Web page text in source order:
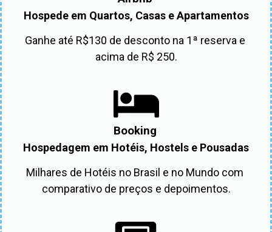
Hospede em Quartos, Casas e Apartamentos
Ganhe até R$130 de desconto na 1ª reserva e
acima de R$ 250.
Booking
Hospedagem em Hotéis, Hostels e Pousadas
Milhares de Hotéis no Brasil e no Mundo com
comparativo de preços e depoimentos.